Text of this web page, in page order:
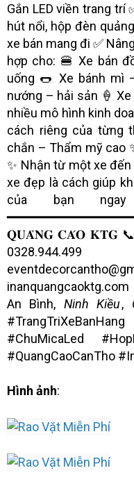
Gắn LED viền trang trí
hút nổi, hộp đèn
xe bán mang đi ✅
hợp cho: 🍔 Xe bán
uống 🌭 Xe bánh mì
nướng – hải sản 🍦
nhiều mô hình kinh
cách riêng của từng
chắn – Thẩm mỹ cao
✨ Nhận từ một xe
xe đẹp là cách giúp
của bạn
𝐐𝐔𝐀̉𝐍𝐆 𝐂𝐀́𝐎 𝐊𝐓𝐆 📞
inanquangcaoktg.com
An Bình, Ninh Kiều,
#ChuMicaLed
#QuangCaoCanTho
Hình ảnh: